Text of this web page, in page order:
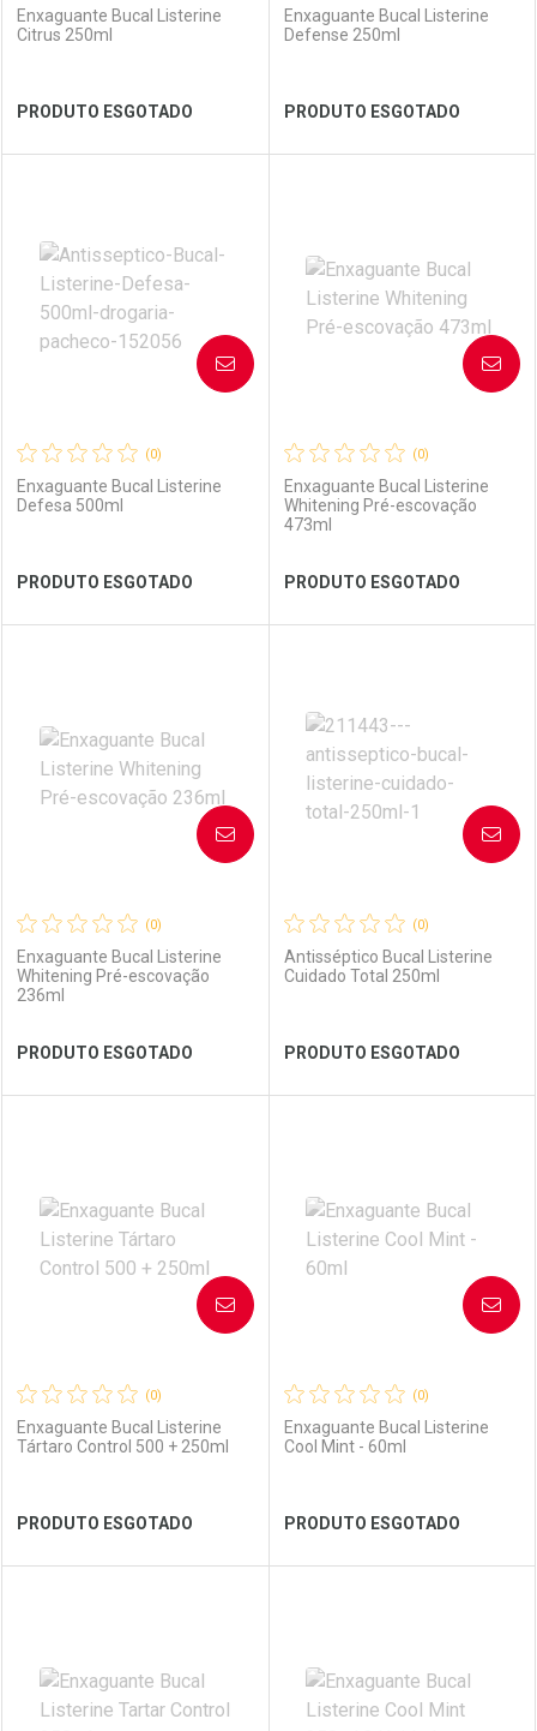
Ver Desconto Convênio Ver Desconto Convênio
Enxaguante Bucal Listerine
Citrus 250ml
PRODUTO ESGOTADO
Laboratório
Ver Desconto Convênio
Por Menos
Enxaguante Bucal Listerine
Defense 250ml
PRODUTO ESGOTADO
Laboratório
Ver Desconto Convênio
Por Menos
(0)
Enxaguante Bucal Listerine
Defesa 500ml
PRODUTO ESGOTADO
AVISE-ME
Laboratório
Ver Desconto Convênio
Por Menos
(0)
Enxaguante Bucal Listerine
Whitening Pré-escovação
473ml
PRODUTO ESGOTADO
AVISE-ME
Laboratório
Ver Desconto Convênio
Por Menos
(0)
Enxaguante Bucal Listerine
Whitening Pré-escovação
236ml
PRODUTO ESGOTADO
AVISE-ME
Laboratório
Ver Desconto Convênio
Por Menos
(0)
Antisséptico Bucal Listerine
Cuidado Total 250ml
PRODUTO ESGOTADO
AVISE-ME
Laboratório
Ver Desconto Convênio
Por Menos
(0)
Enxaguante Bucal Listerine
Tártaro Control 500 + 250ml
PRODUTO ESGOTADO
AVISE-ME
Laboratório
Por Menos
(0)
Enxaguante Bucal Listerine
Cool Mint - 60ml
PRODUTO ESGOTADO
AVISE-ME
Laboratório
Por Menos